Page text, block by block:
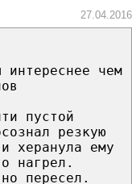
27.04.2016
интереснее чем
пустой
резкую
херанула ему
нагрел.
пересел.